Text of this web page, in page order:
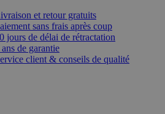
et retour gratuits
sans frais après coup
jours de délai de rétractation
ans de garantie
client & conseils de qualité